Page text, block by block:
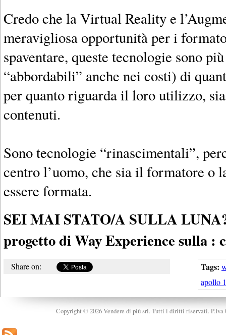
Credo che la Virtual Reality e
meravigliosa opportunità per i
spaventare, queste tecnologie sono
“abbordabili” anche nei costi) di
per quanto riguarda il loro utilizzo,
contenuti.
Sono tecnologie “rinascimentali”,
centro l’uomo, che sia il formatore o
essere formata.
SEI MAI STATO/A SULLA
progetto di Way Experience sulla :
Tags:
apollo
Share on:
Copyright © 2026 Vendere di più srl. Tutti i diritti riservati. P.Iva